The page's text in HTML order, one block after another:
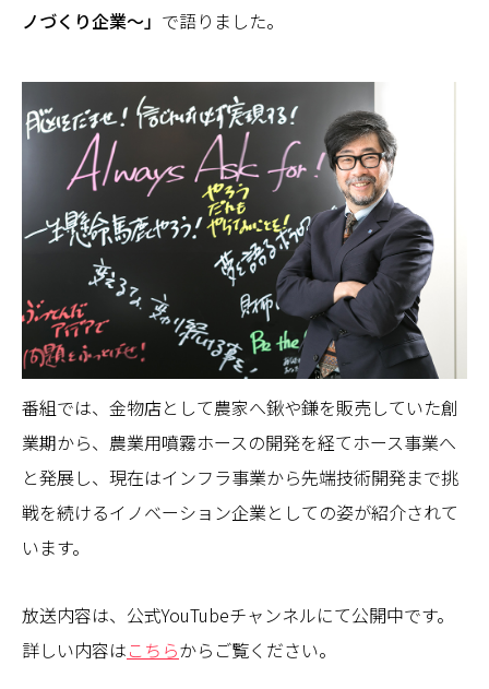
ノづくり企業～」 で語りました。
番組では、金物店として農家へ鍬や鎌を販売していた創
業期から、農業用噴霧ホースの開発を経てホース事業へ
と発展し、現在はインフラ事業から先端技術開発まで挑
戦を続けるイノベーション企業としての姿が紹介されて
います。
放送内容は、公式YouTubeチャンネルにて公開中です。
詳しい内容はこちらからご覧ください。